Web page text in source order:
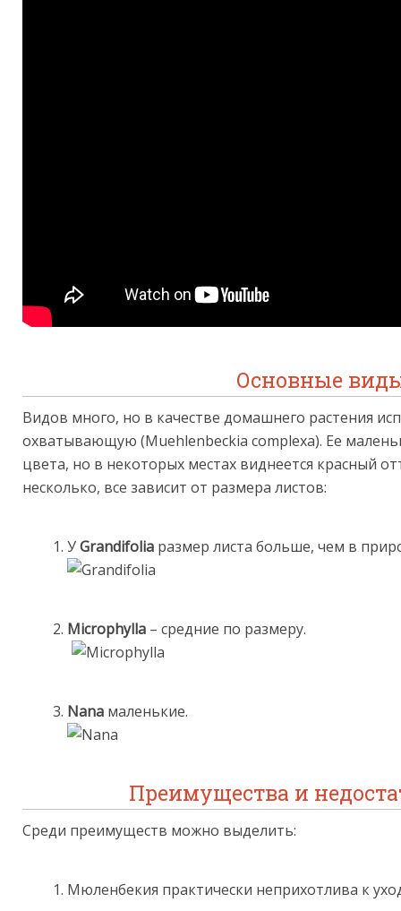
Основные
Видов много, но в качестве домашнего растения
охватывающую (Muehlenbeckia complexa). Ее
цвета, но в некоторых местах виднеется красный
несколько, все зависит от размера листов:
УGrandifolia размер листа больше, чем в
Microphylla – средние по размеру.
Nana маленькие.
Преимущества и
Среди преимуществ можно выделить:
Мюленбекия практически неприхотлива к